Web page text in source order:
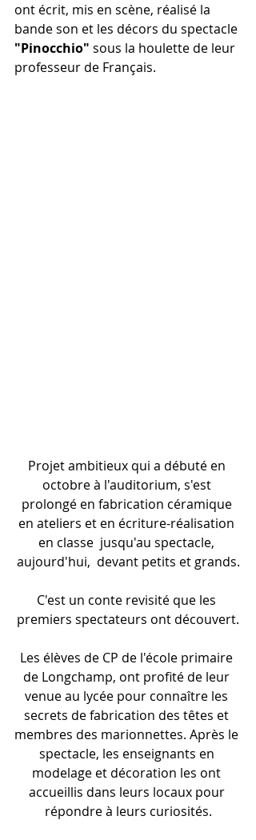
ont écrit, mis en scène, réalisé la
bande son et les décors du spectacle
"Pinocchio" sous la houlette de leur
professeur de Français.
Projet ambitieux qui a débuté en
octobre à l'auditorium, s'est
prolongé en fabrication céramique
en ateliers et en écriture-réalisation
en classe  jusqu'au spectacle,
aujourd'hui,  devant petits et grands.
C'est un conte revisité que les
premiers spectateurs ont découvert.
Les élèves de CP de l'école primaire
de Longchamp, ont profité de leur
venue au lycée pour connaître les
secrets de fabrication des têtes et
membres des marionnettes. Après le
spectacle, les enseignants en
modelage et décoration les ont
accueillis dans leurs locaux pour
répondre à leurs curiosités.